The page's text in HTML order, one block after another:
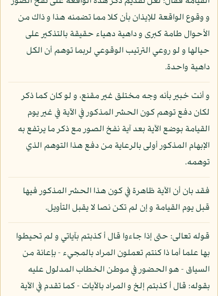
و وقوع الواقعة للإيذان بأن كلا مما تضمنه هذا و ذاك من
الأحوال طامة كبرى و داهية دهياء حقيقة بالتذكير على
حيالها و لو روعي الترتيب الوقوعي لربما توهم أن الكل
داهية واحدة.
و أنت خبير بأنه وجه مختلق غير مقنع، و لو كان كما ذكر
لكان دفع توهم كون الحشر المذكور في الآية في غير يوم
القيامة بوضع الآية بعد آية نفخ الصور مع ذكر ما يرتفع به
الإبهام المذكور أولى بالرعاية من دفع هذا التوهم الذي
توهمه.
فقد بان أن الآية ظاهرة في كون هذا الحشر المذكور فيها
قبل يوم القيامة و إن لم تكن نصا لا يقبل التأويل.
قوله تعالى: حتى إذا جاءوا قال أ كذبتم بآياتي و لم تحيطوا
بها علما أما ذا كنتم تعملون المراد بالمجيء - بإعانة من
السياق - هو الحضور في موطن الخطاب المدلول عليه
بقوله: قال أ كذبتم إلخ و المراد بالآيات - كما تقدم في الآية